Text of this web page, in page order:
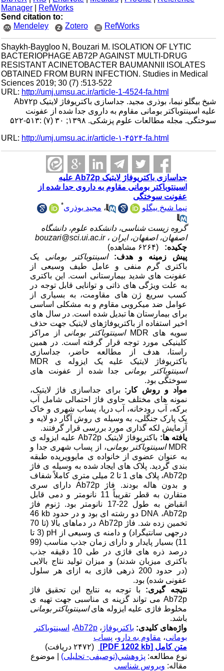
Manager
|RefWorks
Send citation to:
Mendeley
Zotero RefWorks
Shaykh-Baygloo N, Bouzari M. ISOLATION OF LYTIC
BACTERIOPHAGE AB72P AGAINST MULTI-DRUG
RESISTANT ACINETOBACTER BAUMANNII ISOLATES
OBTAINED FROM BURN INFECTION. Studies in Medical
Sciences 2019; 30 (7) :513-522
URL:http://umj.umsu.ac.ir/article-1-4524-fa.html
شیخ بیگلو نیما، بوذری مجید. جداسازی باکتریوفاژ لایتیک Ab۷۲p
علیه اسینتوباکتر بومانی مقاوم به داروی جدا شده از عفونت
سوختگی. مجله مطالعات علوم پزشکی. ۱۳۹۸; ۳۰ (۷) :۵۱۳-۵۲۲
URL:http://umj.umsu.ac.ir/article-۱-۴۵۲۴-fa.html
جداسازی باکتریوفاژ لایتیک Ab72p علیه
اسینتوباکتر بومانی مقاوم به داروی جدا شده از
عفونت سوختگی
نیما شیخ بیگلو
،مجید بوذری*
گروه زیست شناسی، دانشکده علوم، دانشگاه
اصفهان، اصفهان، ایران ، bouzari@sci.ui.ac.ir
چکیده:
پیش زمینه و هدف:
اسینتوباکتر بومانییک
باکتری گرم منفی و عامل طیف وسیعی از
عفونت های شدید بیمارستانی است. این باکتری
به علت ویژگی های ذاتی و توانایی قابل توجه در
کسب سریع ژن های مقاومت، به بسیاری از
عوامل ضد میکروبی مقاوم و به مشکلی اساسی
برای بیمارستان ها تبدیل شده است. در سال های
اخیر استفاده از باکتریوفاژهای لایتیک جهت حذف
سویه هایMDR اسینتوباکتر بومانیاز مراکز
کلینیکی مورد توجه قرار گرفته است. در همین
راستا، هدف از مطالعه حاضر، جداسازی
باکتریوفاژ لایتیک علیه یک ایزوله ی
MDR
اسینتوباکتر بومانیجدا شده از عفونت های
سوختگی بود.
مواد و روش کار:برای جداسازی فاژ لایتیک،
نمونه های مختلف حاوی فاژ احتمالی شامل آب
برکه، آب رودخانه، آب دریا، پساب شهری و خاک
یک پارک جنگلی، به وسیله­ ی روش آگار دو لایه و
آزمایش لکه گذاری مورد بررسی قرار گرفتند.
یافته ها:باکتریوفاژ لایتیکAb72pعلیه ایزوله ی
MDR اسینتوباکتر بومانی، از پساب شهری جدا و
به عنوان عضوی از خانواده ی مایوویریده طبقه
بندی گردید. پلاک های ایجاد شده به وسیله­ ی فاژ
Ab72p
، پلاک های 1 تا 2 میلی متری کاملاً شفاف
و بدون هاله بودند. فاژ Ab72pدارای سری
متقارن به قطر تقریباً 11 نانومتر و دمی قابل
انقباض به طول 22-17 نانومتر بود. ژنوم فاژ
Ab72p،DNAدو رشته ای بود و در حدودkb
46
تخمین زده شد. فاژAb72p
در دماهای بالا (تا 70
درجه­ی سانتیگراد) و دامنه ­ی وسیعی از pH
(3 تا
11) بسیار پایدار و دارای زمان جذب مناسب (99
درصد ذره های فاژی در طی 10 دقیقه جذب
باکتری میزبان شدند) و میزان تولید نتاج بالایی
(در حدود 200 ذره­ی فاژی به ازای هر سلول
عفونی شده) بود.
نتیجه گیری:با توجه به نتایج این تحقیق فاژ
Ab72pمی ­تواند گزینه­ ی مناسبی جهت تهیه­ ی
مخلوط فاژی علیه ایزوله هایاسینتوباکتر بومانی
باشد.
واژه‌های کلیدی:باکتریوفاژ، Ab72p،اسینتوباکتر
بومانی،مقاوم به دارو ،پساب
متن کامل[PDF 1202 kb]
نوع مطالعه:پژوهشي(توصیفی- تحلیلی) | موضوع
مقاله:ویروس شناسی